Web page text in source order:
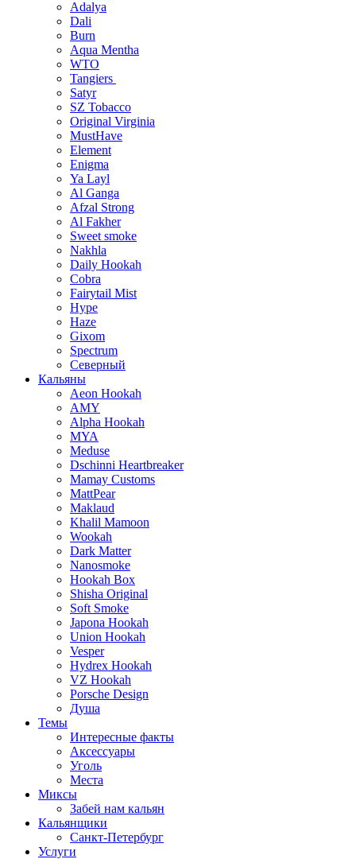
Adalya
Dali
Burn
Aqua Mentha
WTO
Tangiers
Satyr
SZ Tobacco
Original Virginia
MustHave
Element
Enigma
Ya Layl
Al Ganga
Afzal Strong
Al Fakher
Sweet smoke
Nakhla
Daily Hookah
Cobra
Fairytail Mist
Hype
Haze
Gixom
Spectrum
Северный
Кальяны
Aeon Hookah
AMY
Alpha Hookah
MYA
Meduse
Dschinni Heartbreaker
Mamay Customs
MattPear
Maklaud
Khalil Mamoon
Wookah
Dark Matter
Nanosmoke
Hookah Box
Shisha Original
Soft Smoke
Japona Hookah
Union Hookah
Vesper
Hydrex Hookah
VZ Hookah
Porsche Design
Душа
Темы
Интересные факты
Аксессуары
Уголь
Места
Миксы
Забей нам кальян
Кальянщики
Санкт-Петербург
Услуги